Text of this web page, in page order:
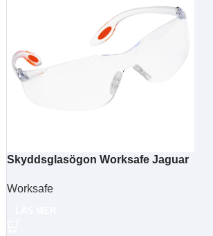
Skyddsglasögon Worksafe Jaguar
Worksafe